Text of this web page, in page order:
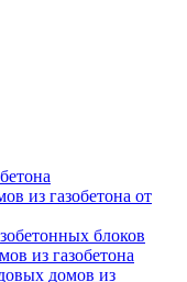
из газобетона от
блоков
из газобетона
домов из